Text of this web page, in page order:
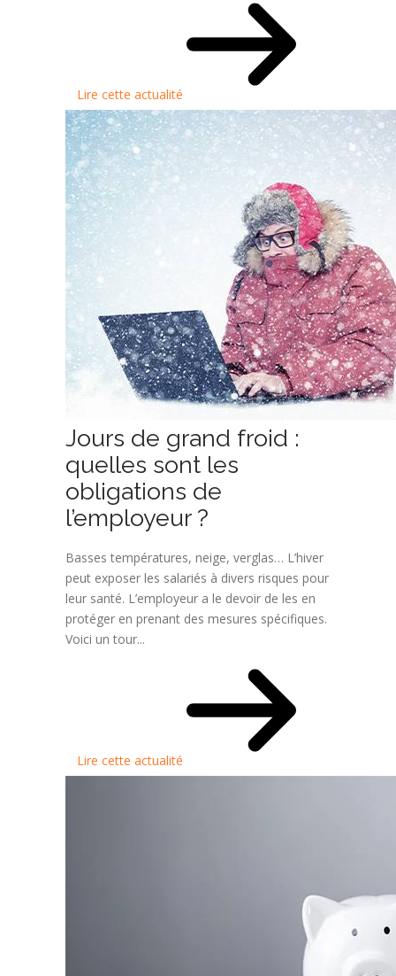
Lire cette actualité
Jours de grand froid :
quelles sont les
obligations de
l’employeur ?
Basses températures, neige, verglas… L’hiver
peut exposer les salariés à divers risques pour
leur santé. L’employeur a le devoir de les en
protéger en prenant des mesures spécifiques.
Voici un tour...
Lire cette actualité